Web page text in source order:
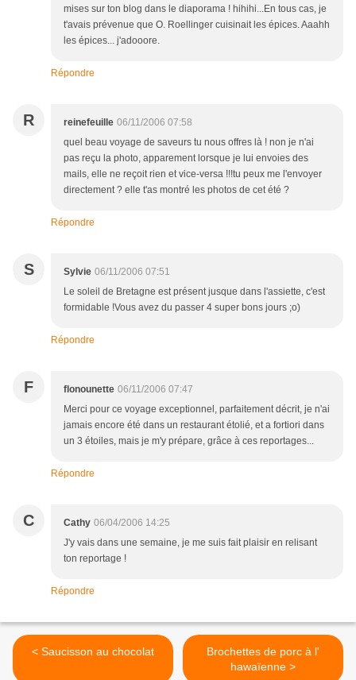
mises sur ton blog dans le diaporama ! hihihi...En tous cas, je
t'avais prévenue que O. Roellinger cuisinait les épices. Aaahh
les épices... j'adooore.
Répondre
R reinefeuille 06/11/2006 07:58
quel beau voyage de saveurs tu nous offres là ! non je n'ai
pas reçu la photo, apparement lorsque je lui envoies des
mails, elle ne reçoit rien et vice-versa !!!tu peux me l'envoyer
directement ? elle t'as montré les photos de cet été ?
Répondre
S Sylvie 06/11/2006 07:51
Le soleil de Bretagne est présent jusque dans l'assiette, c'est
formidable !Vous avez du passer 4 super bons jours ;o)
Répondre
F flonounette 06/11/2006 07:47
Merci pour ce voyage exceptionnel, parfaitement décrit, je n'ai
jamais encore été dans un restaurant étolié, et a fortiori dans
un 3 étoiles, mais je m'y prépare, grâce à ces reportages...
Répondre
C Cathy 06/04/2006 14:25
J'y vais dans une semaine, je me suis fait plaisir en relisant
ton reportage !
Répondre
< Saucisson au chocolat
Brochettes de porc à l'
hawaïenne >